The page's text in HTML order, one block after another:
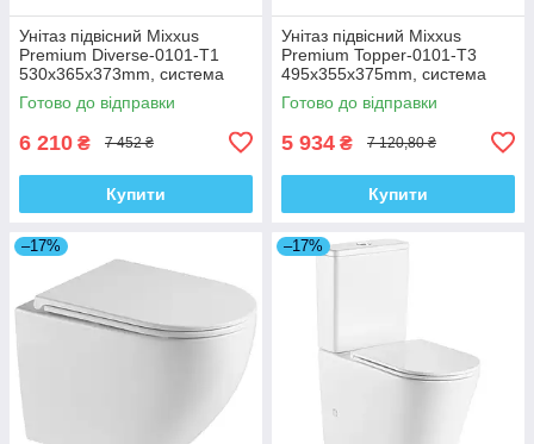
Унітаз підвісний Mixxus
Premium Diverse-0101-T1
530x365x373mm, система
змиву Tornado 1.0 (MP6477)
Готово до відправки
6 210 ₴ 7 452 ₴
Купити
Унітаз підвісний Mixxus
Premium Topper-0101-T3
495x355x375mm, система
змиву Tornado 1.0 (MP6476)
Готово до відправки
5 934 ₴ 7 120,80 ₴
Купити
–17% –17%